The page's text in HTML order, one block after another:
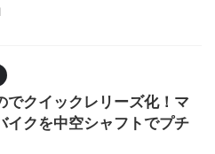
でクイックレリーズ化！マ
イクを中空シャフトでプチ